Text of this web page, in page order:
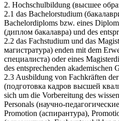
2. Hochschulbildung (высшее
2.1 das Bachelorstudium
Bachelordiploms bzw. eines
(диплом бакалавра) und des
2.2 das Fachstudium und das
магистратура) enden mit dem
специалиста) oder eines
des entsprechenden akademischen
2.3 Ausbildung von Fachkräften
(подготовка кадров высшей
sich um die Vorbereitung des
Personals (научно-
Promotion (аспирантура),